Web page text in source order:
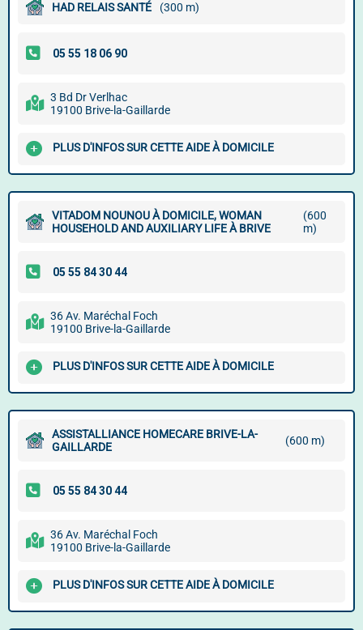
HAD RELAIS SANTÉ (300 m)
3 Bd Dr Verlhac
19100 Brive-la-Gaillarde
PLUS D'INFOS SUR CETTE AIDE À DOMICILE
VITADOM NOUNOU À DOMICILE, WOMAN
HOUSEHOLD AND AUXILIARY LIFE À BRIVE
(600
m)
36 Av. Maréchal Foch
19100 Brive-la-Gaillarde
PLUS D'INFOS SUR CETTE AIDE À DOMICILE
ASSISTALLIANCE HOMECARE BRIVE-LA-
GAILLARDE
(600 m)
36 Av. Maréchal Foch
19100 Brive-la-Gaillarde
PLUS D'INFOS SUR CETTE AIDE À DOMICILE